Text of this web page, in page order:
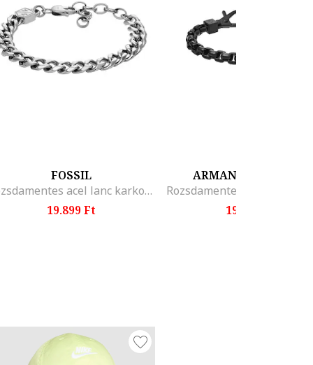
FOSSIL
Rozsdamentes acel lanc karkoto, Kulonbozo szinek, Ezüstszín
19.899 Ft
ARMANI EXCHANGE
19.999 Ft